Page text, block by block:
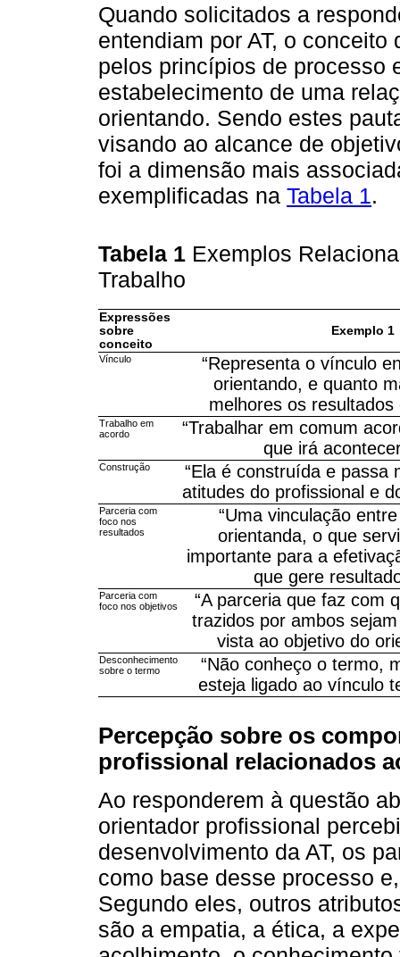
Quando solicitados a
entendiam por AT, o conceito
pelos princípios de processo
estabelecimento de uma
orientando. Sendo estes
visando ao alcance de
foi a dimensão mais
exemplificadas na Tabela 1.
Tabela 1 Exemplos
Trabalho
Expressões
sobre
conceito
Exemplo 1
Vínculo
“Representa o vínculo
orientando, e quanto
melhores os resultados
Trabalho em
acordo
“Trabalhar em comum
que irá
Construção
“Ela é construída e passa
atitudes do profissional e
Parceria com
foco nos
resultados
“Uma vinculação
orientanda, o que
importante para a
que gere
Parceria com
foco nos objetivos
“A parceria que faz com
trazidos por ambos
vista ao objetivo do
Desconhecimento
sobre o termo
“Não conheço o termo,
esteja ligado ao vínculo
Percepção sobre os
profissional relacionados
Ao responderem à questão
orientador profissional
desenvolvimento da AT, os
como base desse processo
Segundo eles, outros
são a empatia, a ética, a